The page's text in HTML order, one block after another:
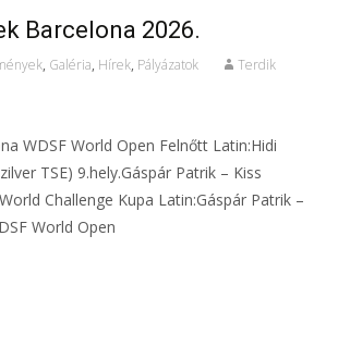
Barcelona 2026.
, Galéria, Hírek, Pályázatok
Terdik
WDSF World Open Felnőtt Latin:Hidi
TSE) 9.hely.Gáspár Patrik – Kiss
Challenge Kupa Latin:Gáspár Patrik –
World Open